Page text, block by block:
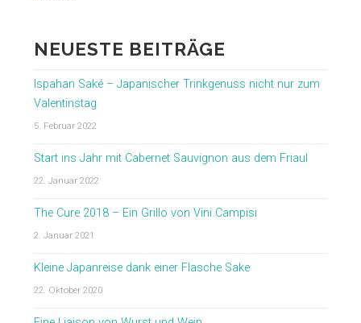
NEUESTE BEITRÄGE
Ispahan Saké – Japanischer Trinkgenuss nicht nur zum
Valentinstag
5. Februar 2022
Start ins Jahr mit Cabernet Sauvignon aus dem Friaul
22. Januar 2022
The Cure 2018 – Ein Grillo von Vini Campisi
2. Januar 2021
Kleine Japanreise dank einer Flasche Sake
22. Oktober 2020